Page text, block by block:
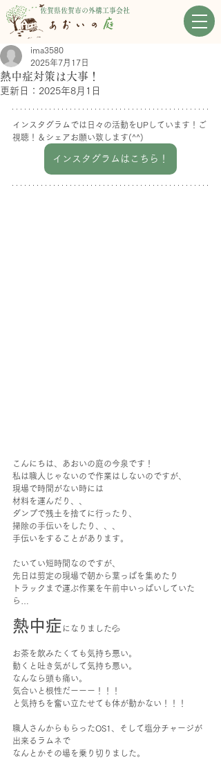
佐賀県佐賀市の外構工事会社
熱中症対策は大事！
ima3580
2025年7月17日
更新日： 2025年8月1日
インスタグラムでは日々の活動をUPしています！ご
視聴！＆シェアお願い致します(^^)
インスタグラムはこちら！
こんにちは、あおいの庭の今泉です！
私は職人じゃないので作業はしないのですが、
現場で時間がない時には
材料を運んだり、、
ダンプで残土を捨てに行ったり、
掃除の手伝いをしたり、、、
手伝いをすることがあります。
たいてい短時間なのですが、
先日は剪定の現場で朝から葉っぱを集めたり
トラックまで運ぶ作業を午前中いっぱいしていた
ら…
熱中症 になりました💦
お茶を飲みたくても気持ち悪い。
動くと吐き気がして気持ち悪い。
なんなら頭も痛い。
気合いと根性だーーー！！！
と気持ちを奮い立たせても体が動かない！！！
職人さんからもらったOS1、そして塩分チャージが
出来るラムネで
なんとかその場を乗り切りました。